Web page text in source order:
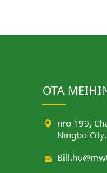
OTA
 nro 199,
Ningbo
